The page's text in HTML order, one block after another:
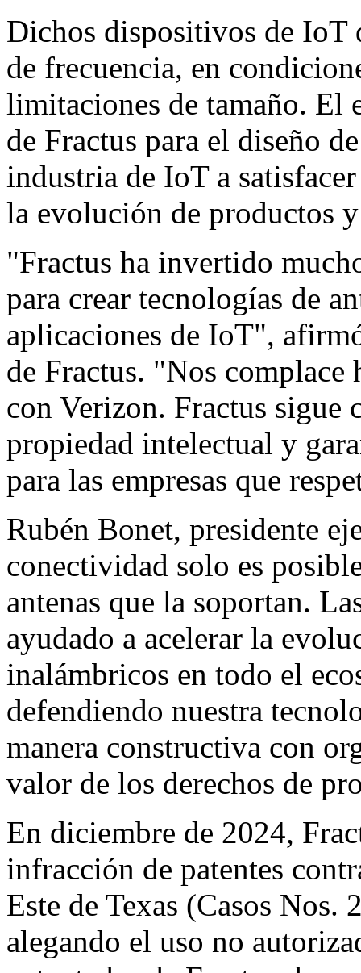
Dichos dispositivos de IoT
de frecuencia, en
limitaciones de tamaño. El
de Fractus para el diseño
industria de IoT a
la evolución de productos
"Fractus ha invertido
para crear tecnologías de
aplicaciones de IoT",
de Fractus. "Nos complace
con Verizon. Fractus sigue
propiedad intelectual y
para las empresas que
Rubén Bonet, presidente
conectividad solo es
antenas que la soportan.
ayudado a acelerar la
inalámbricos en todo el
defendiendo nuestra
manera constructiva con
valor de los derechos de
En diciembre de 2024,
infracción de patentes
Este de Texas (Casos
alegando el uso no